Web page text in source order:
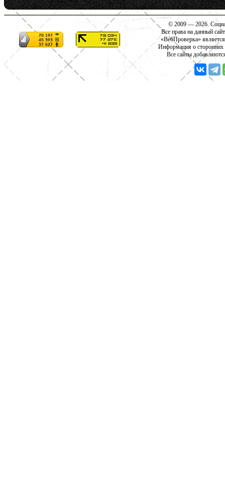
© 2009 — 2026.
Все права на данный
«ВебПроверка»
Информация о сторонних
Все сайты